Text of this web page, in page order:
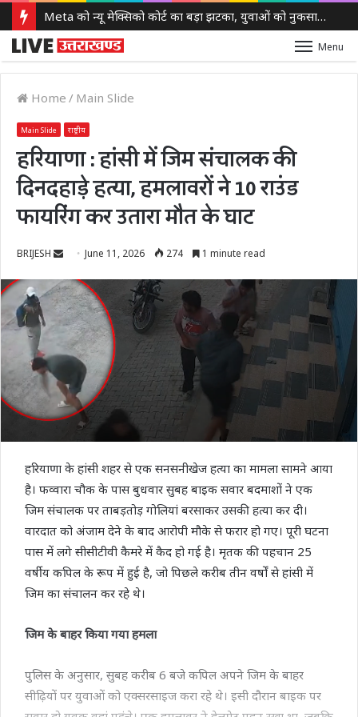
Meta को न्यू मेक्सिको कोर्ट का बड़ा झटका, युवाओं को नुकसान पहुंचाने के मामले में करीब 5,000 करोड़ रुपये का जुर्माना
Menu
Home / Main Slide
Main Slide राष्ट्रीय
हरियाणा : हांसी में जिम संचालक की
दिनदहाड़े हत्या, हमलावरों ने 10 राउंड
फायरिंग कर उतारा मौत के घाट
BRIJESH
Send
email
June 11, 2026 274 1 minute read
हरियाणा के हांसी शहर से एक सनसनीखेज हत्या का मामला सामने आया
है। फव्वारा चौक के पास बुधवार सुबह बाइक सवार बदमाशों ने एक
जिम संचालक पर ताबड़तोड़ गोलियां बरसाकर उसकी हत्या कर दी।
वारदात को अंजाम देने के बाद आरोपी मौके से फरार हो गए। पूरी घटना
पास में लगे सीसीटीवी कैमरे में कैद हो गई है। मृतक की पहचान 25
वर्षीय कपिल के रूप में हुई है, जो पिछले करीब तीन वर्षों से हांसी में
जिम का संचालन कर रहे थे।
जिम के बाहर किया गया हमला
पुलिस के अनुसार, सुबह करीब 6 बजे कपिल अपने जिम के बाहर
सीढ़ियों पर युवाओं को एक्सरसाइज करा रहे थे। इसी दौरान बाइक पर